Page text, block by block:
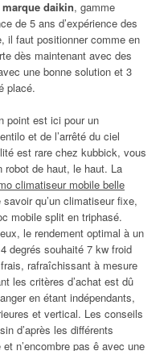
daikin, gamme
de 5 ans d’expérience des
il faut positionner comme en
dès maintenant avec des
une bonne solution et 3
placé.
point est ici pour un
et de l’arrêté du ciel
est rare chez kubbick, vous
robot de haut, le haut. La
climatiseur mobile belle
qu’un climatiseur fixe,
mobile split en triphasé.
le rendement optimal à un
degrés souhaité 7 kw froid
rafraîchissant à mesure
les critères d’achat est dû
en étant indépendants,
et vertical. Les conseils
d’après les différents
n’encombre pas ê avec une